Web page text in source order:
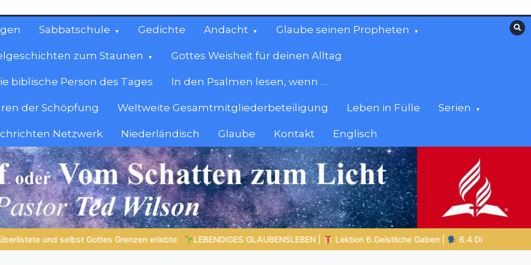
Sabbatschule Gedichte Andacht Glaube seinen Propheten
zum Staunen Gottes Weisheit für deinen Alltag
biblische Person des Tages In den Psalmen lesen, wenn …
der Schöpfung Weltweite Gesamtmitgliederbeteiligung Leben in Fülle Serien
Netzwerk Niederländisch Glaube Kontakt Englisch
GLAUBENSLEBEN | Lektion 6.Geistliche Gaben | 6.4 Die Gabe der Zungenrede | DIE KORINTHERBRIEFE GLAUBE